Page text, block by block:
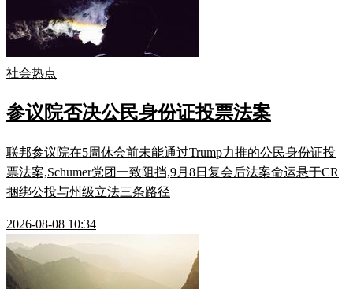
社会热点
参议院否决公民身份证投票法案
联邦参议院在5周休会前未能通过Trump力推的公民身份证投
票法案,Schumer党团一致阻挡,9月8日复会后法案命运悬于CR
捆绑公投与州级立法三条路径
2026-08-08 10:34